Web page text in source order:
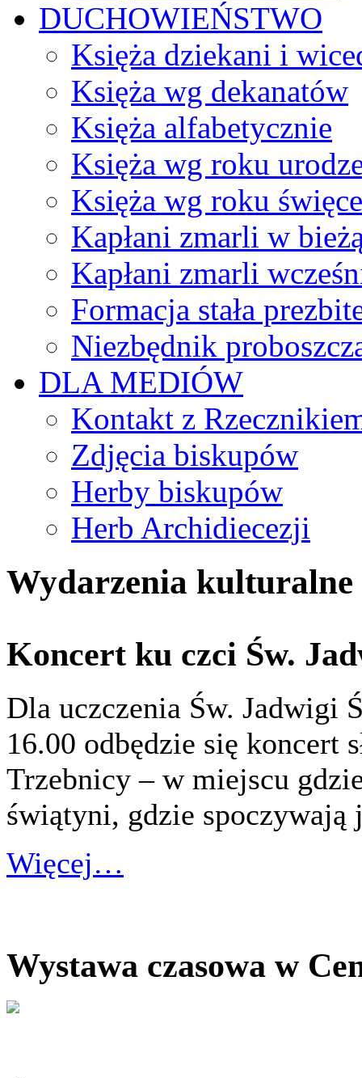
DUCHOWIEŃSTWO
Księża dziekani i
Księża wg dekanatów
Księża alfabetycznie
Księża wg roku
Księża wg roku
Kapłani zmarli w
Kapłani zmarli
Formacja stała
Niezbędnik
DLA MEDIÓW
Kontakt z
Zdjęcia biskupów
Herby biskupów
Herb Archidiecezji
Wydarzenia kulturalne
Koncert ku czci Św.
Dla uczczenia Św. Jadwigi
16.00 odbędzie się koncert
Trzebnicy – w miejscu
świątyni, gdzie spoczywają
Więcej…
Wystawa czasowa w